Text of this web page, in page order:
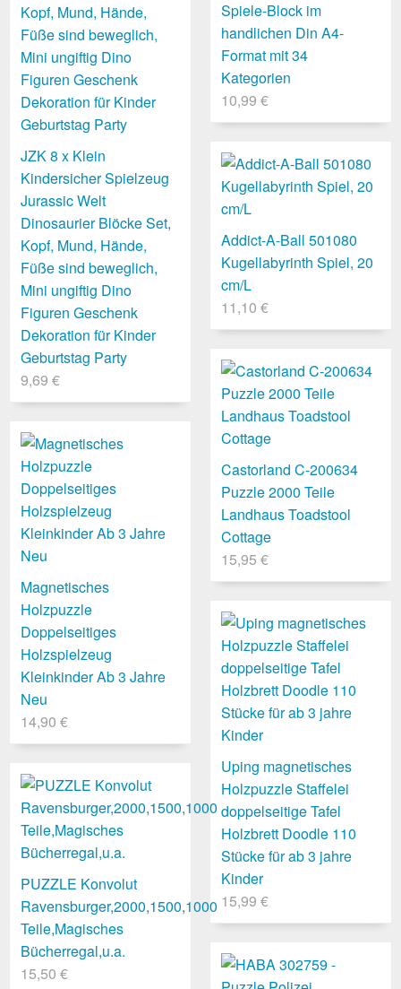
Spiele-Block im
handlichen Din A4-
Format mit 34
Kategorien
10,99 €
JZK 8 x Klein
Kindersicher Spielzeug
Jurassic Welt
Dinosaurier Blöcke Set,
Kopf, Mund, Hände,
Füße sind beweglich,
Mini ungiftig Dino
Figuren Geschenk
Dekoration für Kinder
Geburtstag Party
9,69 €
Addict-A-Ball 501080
Kugellabyrinth Spiel, 20
cm/L
11,10 €
Castorland C-200634
Puzzle 2000 Teile
Landhaus Toadstool
Cottage
15,95 €
Magnetisches
Holzpuzzle
Doppelseitiges
Holzspielzeug
Kleinkinder Ab 3 Jahre
Neu
14,90 €
Uping magnetisches
Holzpuzzle Staffelei
doppelseitige Tafel
Holzbrett Doodle 110
Stücke für ab 3 jahre
Kinder
15,99 €
PUZZLE Konvolut
Ravensburger,2000,1500,1000
Teile,Magisches
Bücherregal,u.a.
15,50 €